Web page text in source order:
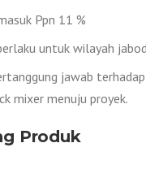
Ppn 11 %
untuk wilayah
jawab
mixer menuju proyek.
Produk